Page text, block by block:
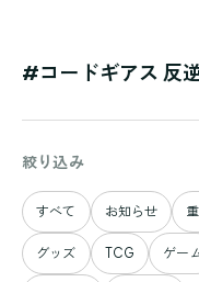
#コードギアス 反
絞り込み
すべて お知らせ
グッズ TCG ゲー